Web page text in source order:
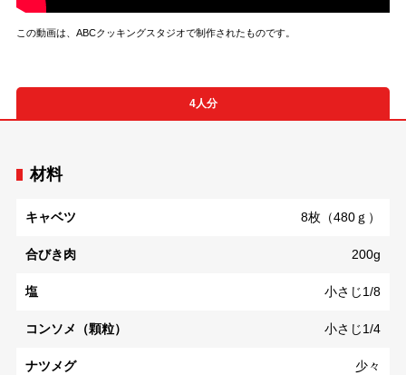
この動画は、ABCクッキングスタジオで制作されたものです。
4人分
材料
キャベツ 8枚（480ｇ）
合びき肉 200g
塩 小さじ1/8
コンソメ（顆粒） 小さじ1/4
ナツメグ 少々